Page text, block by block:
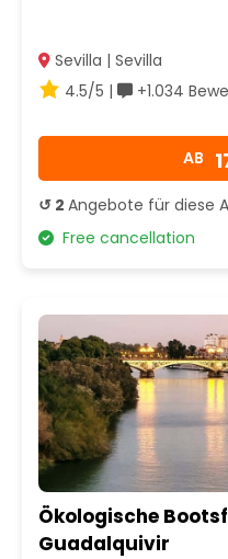
Sevilla | Sevilla
4.5/5 |
+1.034
AB
↺ 2 Angebote für diese
Free cancellation
Ökologische
Guadalquivir